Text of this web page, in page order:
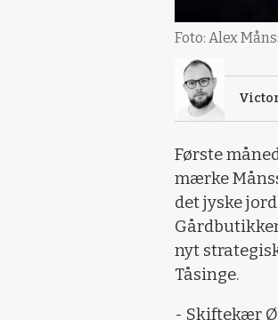
Foto: Alex
Første
mærke
det jyske
nyt
Tåsinge.
- Skiftekær